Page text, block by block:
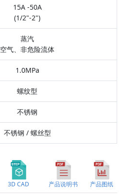
15A -50A
(1/2"-2")
蒸汽
空气、非危险流体
1.0MPa
螺纹型
不锈钢
不锈钢 / 螺丝型
3D CAD 产品说明书 产品图纸